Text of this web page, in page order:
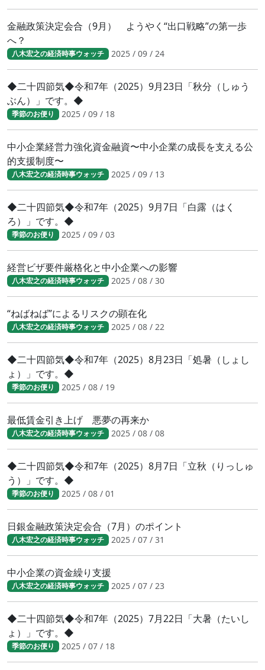
金融政策決定会合（9月） ようやく“出口戦略”の第一歩
へ？
八木宏之の経済時事ウォッチ 2025 / 09 / 24
◆二十四節気◆令和7年（2025）9月23日「秋分（しゅう
ぶん）」です。◆
季節のお便り 2025 / 09 / 18
中小企業経営力強化資金融資〜中小企業の成長を支える公
的支援制度〜
八木宏之の経済時事ウォッチ 2025 / 09 / 13
◆二十四節気◆令和7年（2025）9月7日「白露（はく
ろ）」です。◆
季節のお便り 2025 / 09 / 03
経営ビザ要件厳格化と中小企業への影響
八木宏之の経済時事ウォッチ 2025 / 08 / 30
“ねばねば”によるリスクの顕在化
八木宏之の経済時事ウォッチ 2025 / 08 / 22
◆二十四節気◆令和7年（2025）8月23日「処暑（しょし
ょ）」です。◆
季節のお便り 2025 / 08 / 19
最低賃金引き上げ 悪夢の再来か
八木宏之の経済時事ウォッチ 2025 / 08 / 08
◆二十四節気◆令和7年（2025）8月7日「立秋（りっしゅ
う）」です。◆
季節のお便り 2025 / 08 / 01
日銀金融政策決定会合（7月）のポイント
八木宏之の経済時事ウォッチ 2025 / 07 / 31
中小企業の資金繰り支援
八木宏之の経済時事ウォッチ 2025 / 07 / 23
◆二十四節気◆令和7年（2025）7月22日「大暑（たいし
ょ）」です。◆
季節のお便り 2025 / 07 / 18